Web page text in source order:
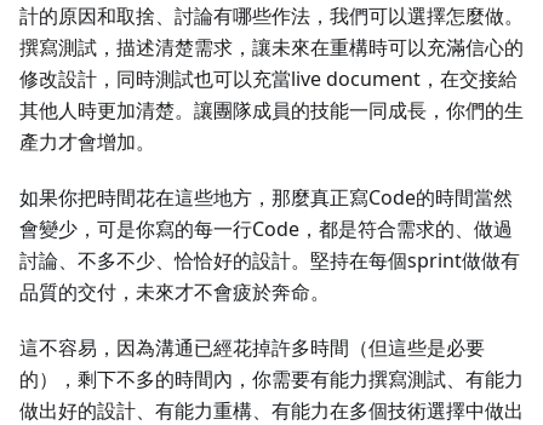
計的原因和取捨、討論有哪些作法，我們可以選擇怎麼做。
撰寫測試，描述清楚需求，讓未來在重構時可以充滿信心的
修改設計，同時測試也可以充當live document，在交接給
其他人時更加清楚。讓團隊成員的技能一同成長，你們的生
產力才會增加。
如果你把時間花在這些地方，那麼真正寫Code的時間當然
會變少，可是你寫的每一行Code，都是符合需求的、做過
討論、不多不少、恰恰好的設計。堅持在每個sprint做做有
品質的交付，未來才不會疲於奔命。
這不容易，因為溝通已經花掉許多時間（但這些是必要
的），剩下不多的時間內，你需要有能力撰寫測試、有能力
做出好的設計、有能力重構、有能力在多個技術選擇中做出